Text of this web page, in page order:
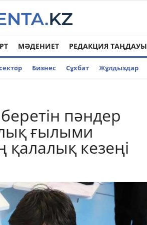
МӘДЕНИЕТ РЕДАКЦИЯ ТАҢДАУЫ
Бизнес Cұхбат Жұлдыздар
пәндер
ғылыми
кезеңі